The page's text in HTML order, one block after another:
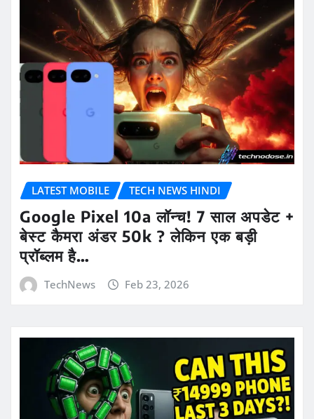
LATEST MOBILE TECH NEWS HINDI
Google Pixel 10a लॉन्च! 7 साल अपडेट +
बेस्ट कैमरा अंडर 50k ? लेकिन एक बड़ी
प्रॉब्लम है…
TechNews Feb 23, 2026